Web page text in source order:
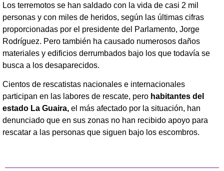
Los terremotos se han saldado con la vida de casi 2 mil
personas y con miles de heridos, según las últimas cifras
proporcionadas por el presidente del Parlamento, Jorge
Rodríguez. Pero también ha causado numerosos daños
materiales y edificios derrumbados bajo los que todavía se
busca a los desaparecidos.
Cientos de rescatistas nacionales e internacionales
participan en las labores de rescate, pero habitantes del
estado La Guaira, el más afectado por la situación, han
denunciado que en sus zonas no han recibido apoyo para
rescatar a las personas que siguen bajo los escombros.